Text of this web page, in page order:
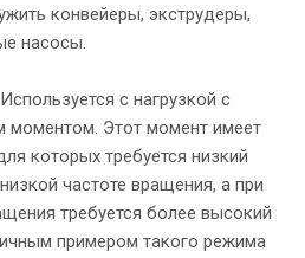
конвейеры, экструдеры,
насосы.
Используется с нагрузкой с
Этот момент имеет
которых требуется низкий
частоте вращения, а при
требуется более высокий
примером такого режима